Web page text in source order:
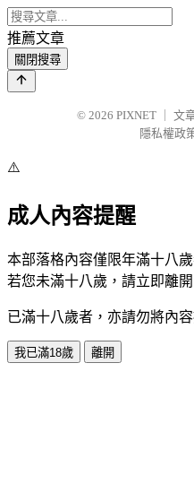
推薦文章
關閉搜尋
© 2026 PIXNET
文
隱私權政
⚠️
成人內容提醒
本部落格內容僅限年滿十八歲
若您未滿十八歲，請立即離開
已滿十八歲者，亦請勿將內
我已滿18歲 離開